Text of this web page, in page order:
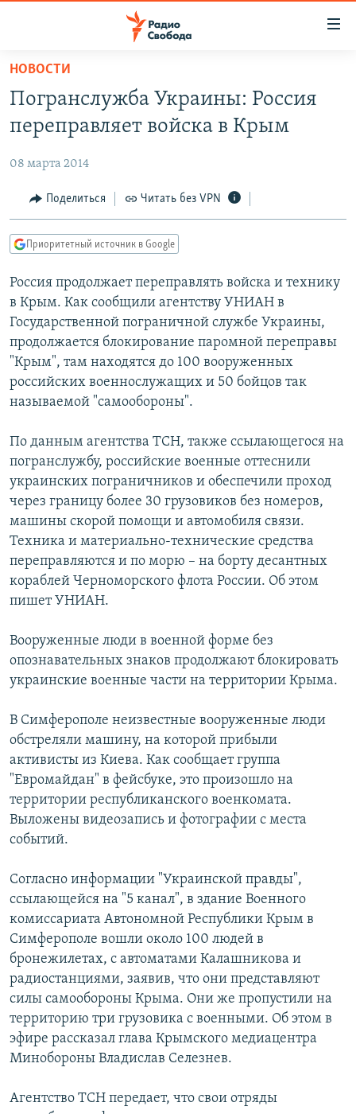
упрощенного
доступа
основному
Вернутся
главной
навигации
Вернутся
поиску
ПОДКАСТЫ
АВТОРСКИЕ ПРОЕКТЫ
ЦИТАТЫ СВОБОДЫ
МНЕНИЯ
IDEL.РЕАЛИИ
КАВКАЗ.РЕАЛИИ
СЕВЕР.РЕАЛИИ
СИБИРЬ.РЕАЛИИ
РАСПИСАНИЕ ВЕЩАНИЯ
ПОДПИШИТЕСЬ НА РАССЫЛКУ
СОЦИАЛЬНЫЕ СЕТИ
Все сайты РСЕ/РС
НОВОСТИ
Погранслужба Украины: Россия
переправляет войска в Крым
08 марта 2014
Поделиться Читать без VPN
Приоритетный источник в Google
Россия продолжает переправлять войска и технику
в Крым. Как сообщили агентству УНИАН в
Государственной пограничной службе Украины,
продолжается блокирование паромной переправы
"Крым", там находятся до 100 вооруженных
российских военнослужащих и 50 бойцов так
называемой "самообороны".
По данным агентства ТСН, также ссылающегося на
погранслужбу, российские военные оттеснили
украинских пограничников и обеспечили проход
через границу более 30 грузовиков без номеров,
машины скорой помощи и автомобиля связи.
Техника и материально-технические средства
переправляются и по морю – на борту десантных
кораблей Черноморского флота России. Об этом
пишет УНИАН.
Вооруженные люди в военной форме без
опознавательных знаков продолжают блокировать
украинские военные части на территории Крыма.
В Симферополе неизвестные вооруженные люди
обстреляли машину, на которой прибыли
активисты из Киева. Как сообщает группа
"Евромайдан" в фейсбуке, это произошло на
территории республиканского военкомата.
Выложены видеозапись и фотографии с места
событий.
Согласно информации "Украинской правды",
ссылающейся на "5 канал", в здание Военного
комиссариата Автономной Республики Крым в
Симферополе вошли около 100 людей в
бронежилетах, с автоматами Калашникова и
радиостанциями, заявив, что они представляют
силы самообороны Крыма. Они же пропустили на
территорию три грузовика с военными. Об этом в
эфире рассказал глава Крымского медиацентра
Минобороны Владислав Селезнев.
Агентство ТСН передает, что свои отряды